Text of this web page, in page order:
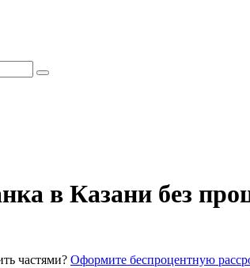
в Казани без
частями? Оформите беспроцентную